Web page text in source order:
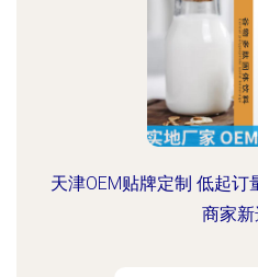
天津OEM贴牌定制 低起
商家新